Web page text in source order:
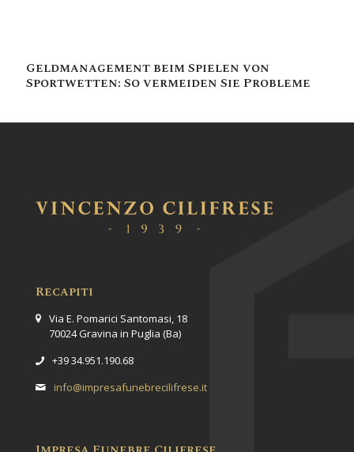
Geldmanagement beim Spielen von
Sportwetten: So vermeiden Sie Probleme
Recapiti
Via E. Pomarici Santomasi, 18
70024 Gravina in Puglia (Ba)
+39 34.951.190.68
info@impresafunebrecilifrese.it